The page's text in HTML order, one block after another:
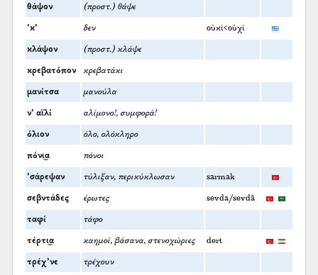
θάψον (προστ.) θάψε
’κ’ δεν οὐκί<οὐχί
κλάψον (προστ.) κλάψε
κρεβατόπον κρεβατάκι
μανίτσα μανούλα
ν’ αϊλί αλίμονο!, συμφορά!
όλιον όλο, ολόκληρο
πόνι͜α πόνοι
’σάρεψαν τύλιξαν, περικύκλωσαν sarmak
σεβντάδες έρωτες sevda/sevdā
ταφί τάφο
τέρτι͜α καημοί, βάσανα, στενοχώριες dert
τρέχ’νε τρέχουν